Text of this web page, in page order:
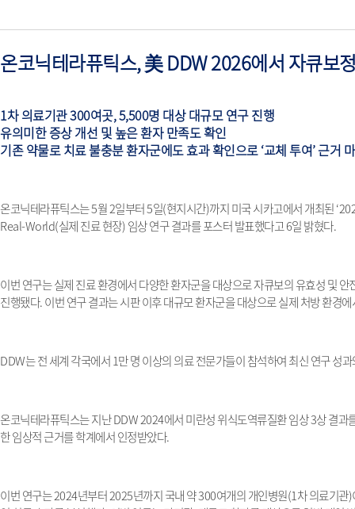
온코닉테라퓨틱스,美DDW 2026에서 자큐보
1차 의료기관300여곳, 5,500명 대상 대규모 연구 진행
유의미한 증상 개선 및 높은 환자 만족도 확인
기존 약물로 치료 불충분 환자군에도 효과 확인으로‘교체 투여’근거
온코닉테라퓨틱스는5월2일부터5일(현지시간)까지 미국 시카고에서 개최된 ‘
Real-World(실제 진료 현장)임상 연구 결과를 포스터 발표했다고6일 밝혔다.
이번 연구는 실제 진료 환경에서 다양한 환자군을 대상으로 자큐보의 유효성 및 안
진행됐다.이번 연구 결과는 시판 이후 대규모 환자군을 대상으로 실제 처방 환경
DDW는 전 세계 각국에서1만 명 이상의 의료 전문가들이 참석하여 최신 연구 성
온코닉테라퓨틱스는 지난DDW 2024에서 미란성 위식도역류질환 임상3상 결과
한 임상적 근거를 학계에서 인정받았다.
이번 연구는2024년부터2025년까지 국내 약300여개의 개인병원(1차 의료기관)